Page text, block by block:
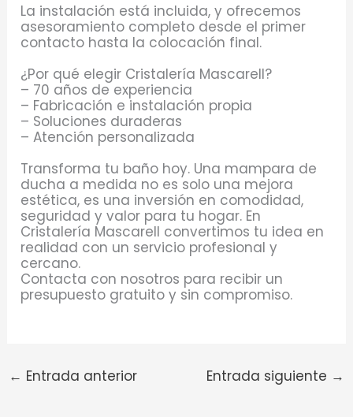
La instalación está incluida, y ofrecemos
asesoramiento completo desde el primer
contacto hasta la colocación final.
¿Por qué elegir Cristalería Mascarell?
– 70 años de experiencia
– Fabricación e instalación propia
– Soluciones duraderas
– Atención personalizada
Transforma tu baño hoy. Una mampara de
ducha a medida no es solo una mejora
estética, es una inversión en comodidad,
seguridad y valor para tu hogar. En
Cristalería Mascarell convertimos tu idea en
realidad con un servicio profesional y
cercano.
Contacta con nosotros para recibir un
presupuesto gratuito y sin compromiso.
← Entrada anterior Entrada siguiente →